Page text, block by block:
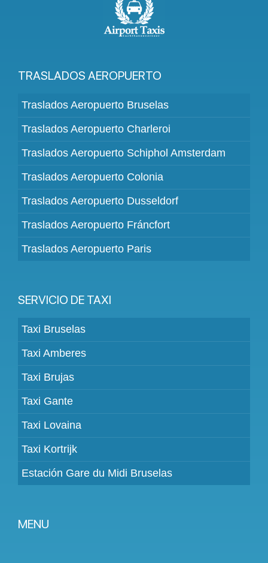
TRASLADOS AEROPUERTO
Traslados Aeropuerto Bruselas
Traslados Aeropuerto Charleroi
Traslados Aeropuerto Schiphol Amsterdam
Traslados Aeropuerto Colonia
Traslados Aeropuerto Dusseldorf
Traslados Aeropuerto Fráncfort
Traslados Aeropuerto Paris
SERVICIO DE TAXI
Taxi Bruselas
Taxi Amberes
Taxi Brujas
Taxi Gante
Taxi Lovaina
Taxi Kortrijk
Estación Gare du Midi Bruselas
MENU